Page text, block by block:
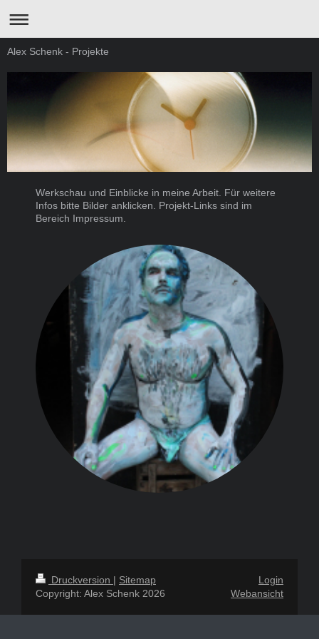
Alex Schenk - Projekte
Werkschau und Einblicke in meine Arbeit. Für weitere
Infos bitte Bilder anklicken. Projekt-Links sind im
Bereich Impressum.
Druckversion | Sitemap
Copyright: Alex Schenk 2026
Login
Webansicht